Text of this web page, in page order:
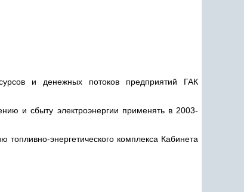
и денежных потоков предприятий ГАК
и сбыту электроэнергии применять в 2003-
энергетического комплекса Кабинета